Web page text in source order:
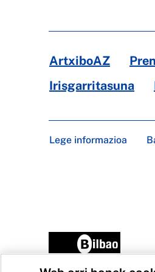
ArtxiboAZ
Irisgarritasuna
Lege informazioa